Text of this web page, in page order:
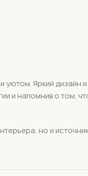
Яркий дизайн
и напомнив о том,
но и